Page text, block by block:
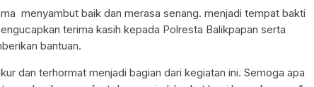
menyambut baik dan merasa senang. menjadi tempat bakti
terima kasih kepada Polresta Balikpapan serta
bantuan.
dan terhormat menjadi bagian dari kegiatan ini. Semoga apa